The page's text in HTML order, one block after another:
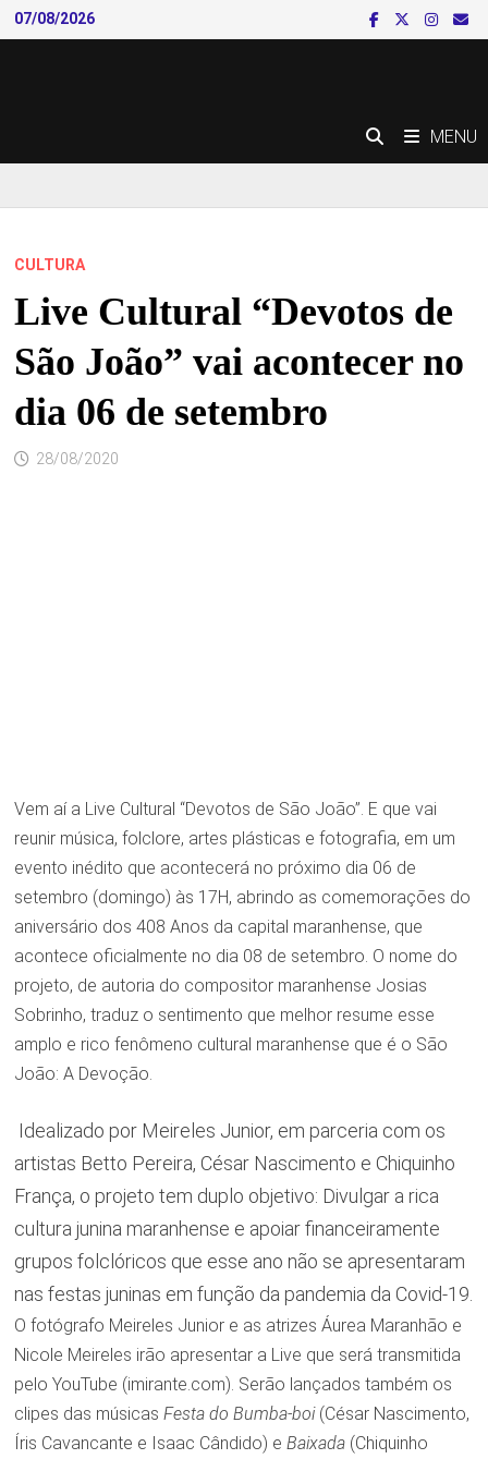
Skip
to
07/08/2026
MENU
CULTURA
Live Cultural “Devotos de
São João” vai acontecer no
dia 06 de setembro
28/08/2020
Vem aí a Live Cultural “Devotos de São João”. E que vai
reunir música, folclore, artes plásticas e fotografia, em um
evento inédito que acontecerá no próximo dia 06 de
setembro (domingo) às 17H, abrindo as comemorações do
aniversário dos 408 Anos da capital maranhense, que
acontece oficialmente no dia 08 de setembro. O nome do
projeto, de autoria do compositor maranhense Josias
Sobrinho, traduz o sentimento que melhor resume esse
amplo e rico fenômeno cultural maranhense que é o São
João: A Devoção.
Idealizado por Meireles Junior, em parceria com os
artistas Betto Pereira, César Nascimento e Chiquinho
França, o projeto tem duplo objetivo: Divulgar a rica
cultura junina maranhense e apoiar financeiramente
grupos folclóricos que esse ano não se apresentaram
nas festas juninas em função da pandemia da Covid-19.
O fotógrafo Meireles Junior e as atrizes Áurea Maranhão e
Nicole Meireles irão apresentar a Live que será transmitida
pelo YouTube (imirante.com). Serão lançados também os
clipes das músicas Festa do Bumba-boi(César Nascimento,
Íris Cavancante e Isaac Cândido) e Baixada(Chiquinho